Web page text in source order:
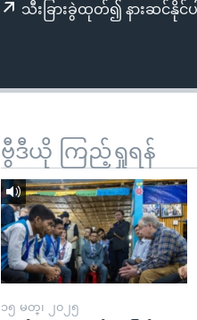
သီးခြားခွဲထုတ်၍ နားဆင်နိုင်
ဗွီဒီယို ကြည့်ရှုရန်
၁၅ မတ္၊ ၂၀၂၅